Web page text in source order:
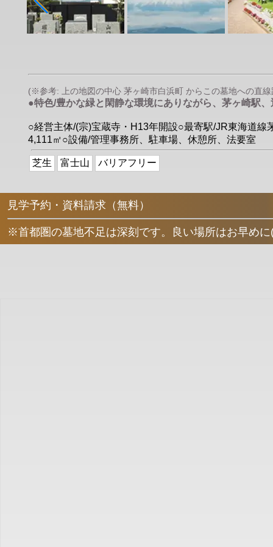
(※参考: 上の地図の中心 茅ヶ崎市白浜町 からこの墓地への直
●特色/豊かな緑と閑静な環境にありながら、茅ヶ崎駅
○経営主体/(宗)宝蔵寺・H13年開設○最寄駅/JR東海道
4,111㎡○設備/管理事務所、駐車場、休憩所、法要室
芝生 富士山 バリアフリー
見学予約・資料請求（無料）
※首都圏の墓地不足は深刻です。良い場所はお早めに